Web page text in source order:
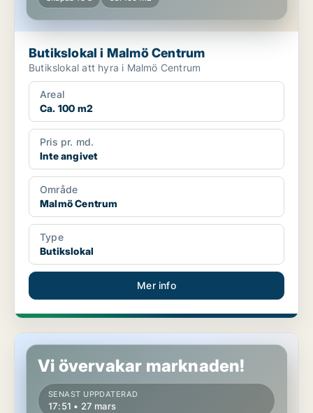
Butikslokal i Malmö Centrum
Butikslokal att hyra i Malmö Centrum
Areal
Ca. 100 m2
Pris pr. md.
Inte angivet
Område
Malmö Centrum
Type
Butikslokal
Mer info
Butikslokal i Malmö Centrum
Vi övervakar marknaden!
SENAST UPPDATERAD
17:51 • 27 mars